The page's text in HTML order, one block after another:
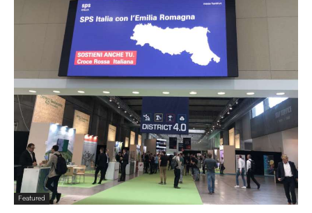
Featured